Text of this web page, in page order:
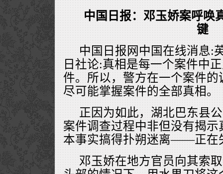
中国日报：邓玉娇案呼唤
键
中国日报网中国在线消息:
日社论:真相是每一个案件中
件。所以，警方在一个案件
尽可能掌握案件的全部真相。
正因为如此，湖北巴东县
案件调查过程中非但没有揭
本事实搞得扑朔迷离——正在
邓玉娇在地方官员向其索